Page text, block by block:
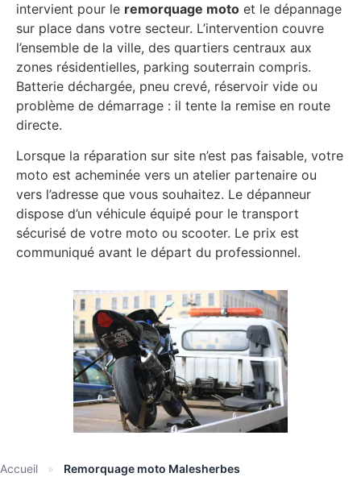
intervient pour le remorquage moto et le dépannage
sur place dans votre secteur. L’intervention couvre
l’ensemble de la ville, des quartiers centraux aux
zones résidentielles, parking souterrain compris.
Batterie déchargée, pneu crevé, réservoir vide ou
problème de démarrage : il tente la remise en route
directe.
Lorsque la réparation sur site n’est pas faisable, votre
moto est acheminée vers un atelier partenaire ou
vers l’adresse que vous souhaitez. Le dépanneur
dispose d’un véhicule équipé pour le transport
sécurisé de votre moto ou scooter. Le prix est
communiqué avant le départ du professionnel.
Accueil » Remorquage moto Malesherbes